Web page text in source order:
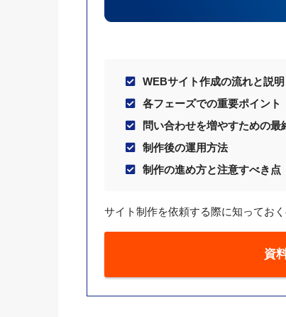
WEBサイト作成の流れと説明
各フェーズでの重要ポイント
問い合わせを増やすための最
制作後の運用方法
制作の進め方と注意すべき点
サイト制作を依頼する際に知ってお
資